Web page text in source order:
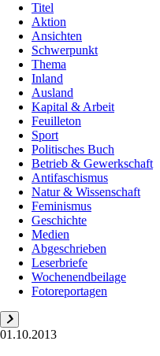
Titel
Aktion
Ansichten
Schwerpunkt
Thema
Inland
Ausland
Kapital & Arbeit
Feuilleton
Sport
Politisches Buch
Betrieb & Gewerkschaft
Antifaschismus
Natur & Wissenschaft
Feminismus
Geschichte
Medien
Abgeschrieben
Leserbriefe
Wochenendbeilage
Fotoreportagen
01.10.2013